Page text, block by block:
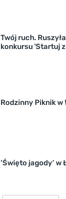
Twój ruch.
konkursu 'Startuj
Rodzinny Piknik w
’Święto jagody’ w